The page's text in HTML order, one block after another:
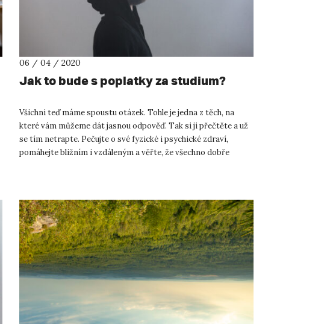
06 / 04 / 2020
Jak to bude s poplatky za studium?
Všichni teď máme spoustu otázek. Tohle je jedna z těch, na
které vám můžeme dát jasnou odpověď. Tak si ji přečtěte a už
se tím netrapte. Pečujte o své fyzické i psychické zdraví,
pomáhejte bližním i vzdáleným a věřte, že všechno dobře